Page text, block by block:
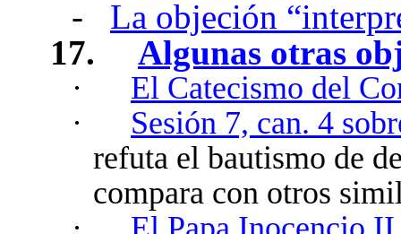
-
La objeción
17.
Algunas otras
·
El Catecismo del
·
Sesión 7, can. 4
refuta el bautismo de
compara con otros